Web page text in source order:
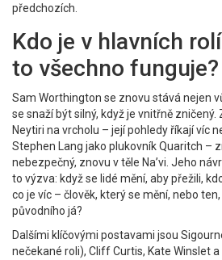
předchozích.
Kdo je v hlavních
to všechno funguje?
Sam Worthington se znovu stává nejen
se snaží být silný, když je vnitřně zničený.
Neytiri na vrcholu – její pohledy říkají víc
Stephen Lang jako plukovník Quaritch –
nebezpečný, znovu v těle Na’vi. Jeho
to výzva: když se lidé mění, aby přežili,
co je víc – člověk, který se mění, nebo
původního já?
Dalšími klíčovými postavami jsou
nečekané roli), Cliff Curtis, Kate Winsleta